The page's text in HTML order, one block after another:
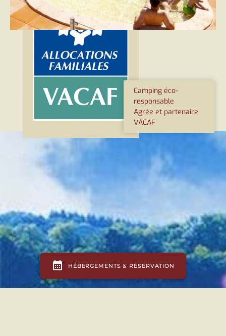
Camping éco-
responsable
Agrée et partenaire
VACAF